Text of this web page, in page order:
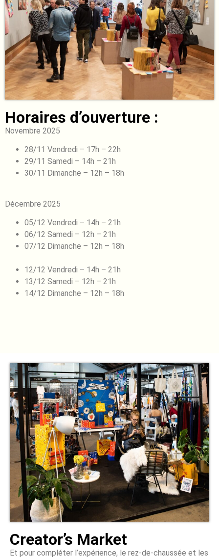
Horaires d’ouverture :
Novembre 2025
28/11 Vendredi – 17h – 22h
29/11 Samedi – 14h – 21h
30/11 Dimanche – 12h – 18h
Décembre 2025
05/12 Vendredi – 14h – 21h
06/12 Samedi – 12h – 21h
07/12 Dimanche – 12h – 18h
12/12 Vendredi – 14h – 21h
13/12 Samedi – 12h – 21h
14/12 Dimanche – 12h – 18h
Creator’s Market
Et pour compléter l’expérience, le rez-de-chaussée et les